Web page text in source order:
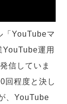
「YouTubeマ
運用
信していま
回程度と決し
、YouTube